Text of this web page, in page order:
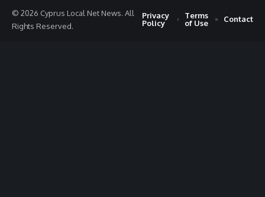
© 2026 Cyprus Local Net News. All
Rights Reserved.
Privacy
Policy
Terms
of Use
Contact